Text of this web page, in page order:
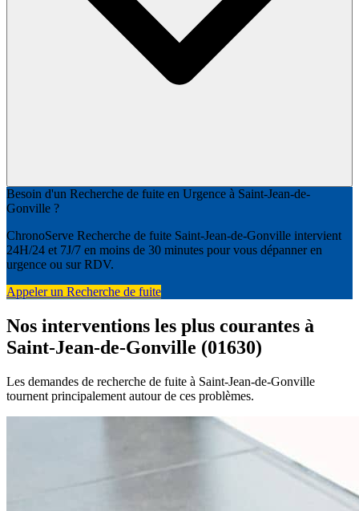
Besoin d'un Recherche de fuite en Urgence à Saint-Jean-de-
Gonville ?
ChronoServe Recherche de fuite Saint-Jean-de-Gonville intervient
24H/24 et 7J/7 en moins de 30 minutes pour vous dépanner en
urgence ou sur RDV.
Appeler un Recherche de fuite
Nos interventions les plus courantes à
Saint-Jean-de-Gonville (01630)
Les demandes de recherche de fuite à Saint-Jean-de-Gonville
tournent principalement autour de ces problèmes.